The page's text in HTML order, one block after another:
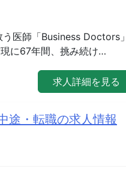
医師「Business Doctors」
に67年間、挑み続け…
求人詳細を見る
途・転職の求人情報